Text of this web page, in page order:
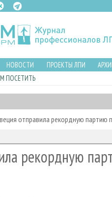
НОВОСТИ ПРОЕКТЫ ЛПИ
ПОСЕТИТЬ
отправила рекордную партию
рекордную